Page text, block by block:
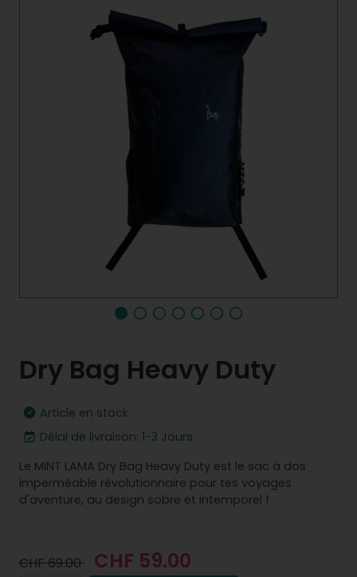
Dry Bag Heavy Duty
Article en stock
Délai de livraison: 1-3 Jours
Le MINT LAMA Dry Bag Heavy Duty est le sac à dos
imperméable révolutionnaire pour tes voyages
d'aventure, au design sobre et intemporel !
CHF 69.00 CHF 59.00